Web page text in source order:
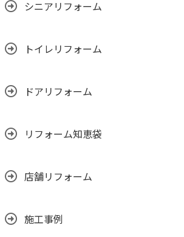
シニアリフォーム
トイレリフォーム
ドアリフォーム
リフォーム知恵袋
店舗リフォーム
施工事例